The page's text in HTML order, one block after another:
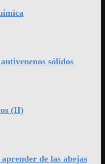
sólidos
(II)
de las abejas